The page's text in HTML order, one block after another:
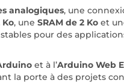
analogiques, une
, une SRAM de 2 Ko et
pour des
et à l’Arduino Web
la porte à des projets